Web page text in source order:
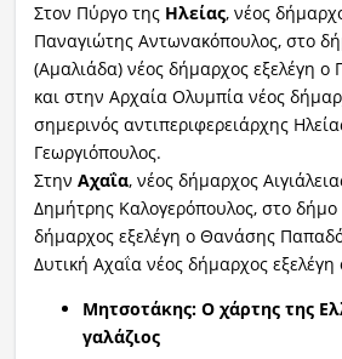
Στον Πύργο τηςΗλείας, νέος
Παναγιώτης Αντωνακόπουλος, στο
(Αμαλιάδα) νέος δήμαρχος εξελέγη ο
και στην Αρχαία Ολυμπία νέος
σημερινός αντιπεριφερειάρχης
Γεωργιόπουλος.
Στην Αχαΐα, νέος δήμαρχος
Δημήτρης Καλογερόπουλος, στο
δήμαρχος εξελέγη ο Θανάσης
Δυτική Αχαΐα νέος δήμαρχος
Μητσοτάκης: Ο χάρτης της
γαλάζιος